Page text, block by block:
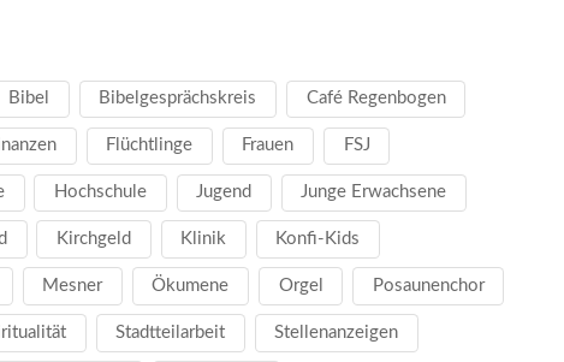
Bibel Bibelgesprächskreis Café Regenbogen
Flüchtlinge Frauen FSJ
Hochschule Jugend Junge Erwachsene
Kirchgeld Klinik Konfi-Kids
Mesner Ökumene Orgel Posaunenchor
Stadtteilarbeit Stellenanzeigen